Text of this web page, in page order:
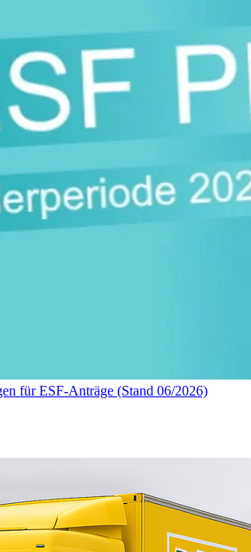
für ESF-Anträge (Stand 06/2026)